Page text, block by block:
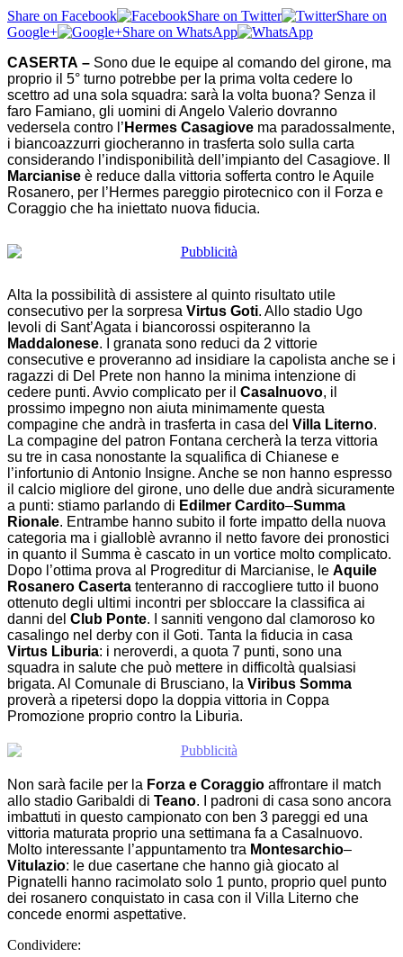
Google+
Share on WhatsApp
proprio il 5° turno potrebbe per la prima volta cedere lo
scettro ad una sola squadra: sarà la volta buona? Senza il
faro Famiano, gli uomini di Angelo Valerio dovranno
vedersela contro l’Hermes Casagiovema paradossalmente,
i biancoazzurri giocheranno in trasferta solo sulla carta
considerando l’indisponibilità dell’impianto del Casagiove. Il
Marcianiseè reduce dalla vittoria sofferta contro le Aquile
Rosanero, per l’Hermes pareggio pirotecnico con il Forza e
Coraggio che ha iniettato nuova fiducia.
consecutivo per la sorpresaVirtus Goti. Allo stadio Ugo
Ievoli di Sant’Agata i biancorossi ospiteranno la
Maddalonese. I granata sono reduci da 2 vittorie
consecutive e proveranno ad insidiare la capolista anche se i
ragazzi di Del Prete non hanno la minima intenzione di
cedere punti. Avvio complicato per ilCasalnuovo, il
prossimo impegno non aiuta minimamente questa
compagine che andrà in trasferta in casa delVilla
La compagine del patron Fontana cercherà la terza vittoria
su tre in casa nonostante la squalifica di Chianese e
l’infortunio di Antonio Insigne. Anche se non hanno espresso
il calcio migliore del girone, uno delle due andrà sicuramente
a punti: stiamo parlando diEdilmer Cardito–Summa
Rionale. Entrambe hanno subito il forte impatto della nuova
categoria ma i gialloblè avranno il netto favore dei pronostici
in quanto il Summa è cascato in un vortice molto complicato.
Dopo l’ottima prova al Progreditur di Marcianise, leAquile
Rosanero Caserta tenteranno di raccogliere tutto il buono
ottenuto degli ultimi incontri per sbloccare la classifica ai
danni delClub Ponte. I sanniti vengono dal clamoroso ko
casalingo nel derby con il Goti. Tanta la fiducia in casa
Virtus Liburia: i neroverdi, a quota 7 punti, sono una
squadra in salute che può mettere in difficoltà qualsiasi
brigata. Al Comunale di Brusciano, laViribus Somma
proverà a ripetersi dopo la doppia vittoria in Coppa
Promozione proprio contro la Liburia.
allo stadio Garibaldi diTeano. I padroni di casa sono ancora
imbattuti in questo campionato con ben 3 pareggi ed una
vittoria maturata proprio una settimana fa a Casalnuovo.
Molto interessante l’appuntamento traMontesarchio–
Vitulazio: le due casertane che hanno già giocato al
Pignatelli hanno racimolato solo 1 punto, proprio quel punto
dei rosanero conquistato in casa con il Villa Literno che
concede enormi aspettative.